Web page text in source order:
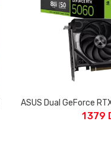
ASUS Dual GeForce
1 379